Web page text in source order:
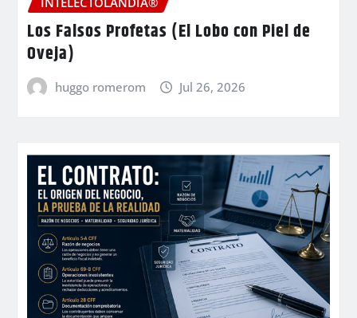
Los Falsos Profetas (El Lobo con Piel de
Oveja)
huggo romerom Jul 26, 2026